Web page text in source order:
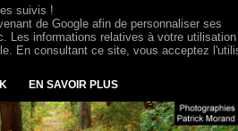
suivis !
de Google afin de personnaliser ses
Les informations relatives à votre
En consultant ce site, vous acceptez
EN SAVOIR PLUS